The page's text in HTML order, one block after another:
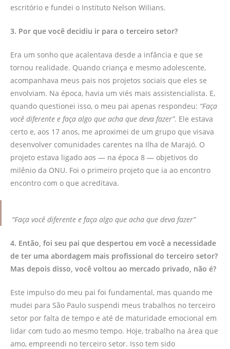
escritório e fundei o Instituto Nelson Wilians.
3. Por que você decidiu ir para o terceiro setor?
Era um sonho que acalentava desde a infância e que se
tornou realidade. Quando criança e mesmo adolescente,
acompanhava meus pais nos projetos sociais que eles se
envolviam. Na época, havia um viés mais assistencialista. E,
quando questionei isso, o meu pai apenas respondeu: “Faça
você diferente e faça algo que acha que deva fazer”. Ele estava
certo e, aos 17 anos, me aproximei de um grupo que visava
desenvolver comunidades carentes na Ilha de Marajó. O
projeto estava ligado aos — na época 8 — objetivos do
milênio da ONU. Foi o primeiro projeto que ia ao encontro
encontro com o que acreditava.
“Faça você diferente e faça algo que acha que deva fazer”
4. Então, foi seu pai que despertou em você a necessidade
de ter uma abordagem mais profissional do terceiro setor?
Mas depois disso, você voltou ao mercado privado, não é?
Este impulso do meu pai foi fundamental, mas quando me
mudei para São Paulo suspendi meus trabalhos no terceiro
setor por falta de tempo e até de maturidade emocional em
lidar com tudo ao mesmo tempo. Hoje, trabalho na área que
amo, empreendi no terceiro setor. Isso tem sido